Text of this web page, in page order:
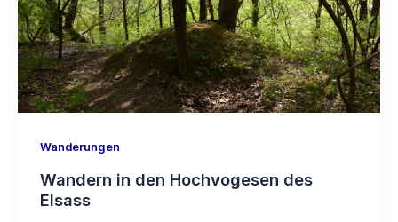
Wanderungen
Wandern in den Hochvogesen des
Elsass